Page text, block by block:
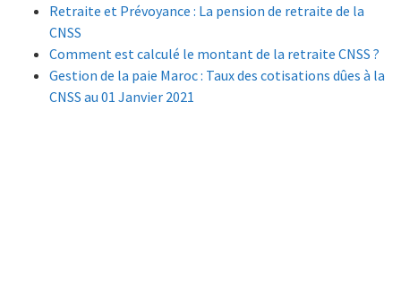
Retraite et Prévoyance : La pension de retraite de la
CNSS
Comment est calculé le montant de la retraite CNSS ?
Gestion de la paie Maroc : Taux des cotisations dûes à la
CNSS au 01 Janvier 2021